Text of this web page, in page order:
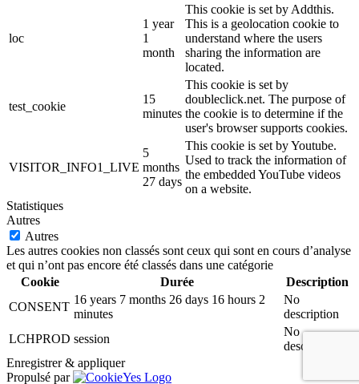
loc
1 year
1
month
This cookie is set by Addthis.
This is a geolocation cookie to
understand where the users
sharing the information are
located.
test_cookie
15
minutes
This cookie is set by
doubleclick.net. The purpose of
the cookie is to determine if the
user's browser supports cookies.
VISITOR_INFO1_LIVE
5
months
27 days
This cookie is set by Youtube.
Used to track the information of
the embedded YouTube videos
on a website.
Statistiques
Autres
Autres
Les autres cookies non classés sont ceux qui sont en cours d’analyse
et qui n’ont pas encore été classés dans une catégorie
Cookie
Durée
Description
CONSENT
16 years 7 months 26 days 16 hours 2
minutes
No
description
LCHPROD session
No
description
Enregistrer & appliquer
Propulsé par